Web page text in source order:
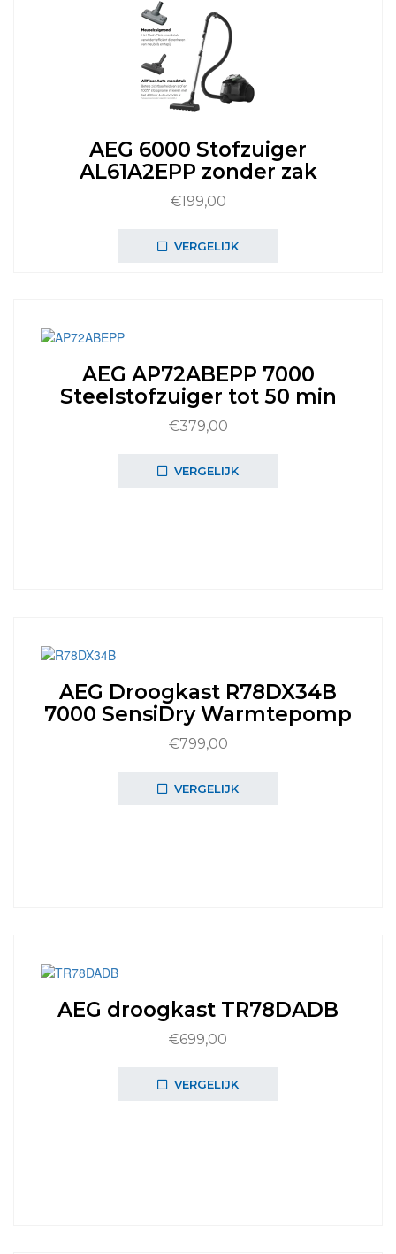
AEG 6000 Stofzuiger
AL61A2EPP zonder zak
€199,00
VERGELIJK
AEG AP72ABEPP 7000
Steelstofzuiger tot 50 min
€379,00
VERGELIJK
AEG Droogkast R78DX34B
7000 SensiDry Warmtepomp
€799,00
VERGELIJK
AEG droogkast TR78DADB
€699,00
VERGELIJK